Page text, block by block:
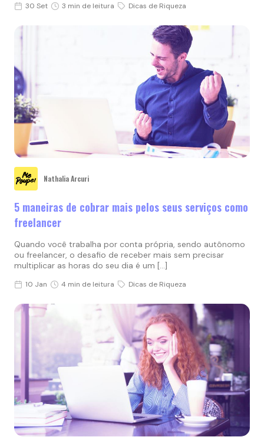
30 Set 3 min de leitura Dicas de Riqueza
Nathalia Arcuri
5 maneiras de cobrar mais pelos seus serviços como
freelancer
Quando você trabalha por conta própria, sendo autônomo
ou freelancer, o desafio de receber mais sem precisar
multiplicar as horas do seu dia é um […]
10 Jan 4 min de leitura Dicas de Riqueza